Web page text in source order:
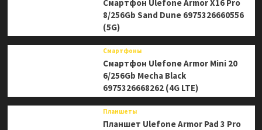
Смартфон Ulefone Armor X16 Pro
8/256Gb Sand Dune 6975326660556
(5G)
Смартфоны
Смартфон Ulefone Armor Mini 20
6/256Gb Mecha Black
6975326668262 (4G LTE)
Планшеты
Планшет Ulefone Armor Pad 3 Pro